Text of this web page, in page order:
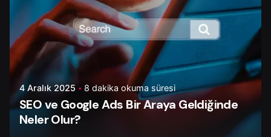
4 Aralık 2025 8 dakika okuma süresi
SEO ve Google Ads Bir Araya Geldiğinde
Neler Olur?